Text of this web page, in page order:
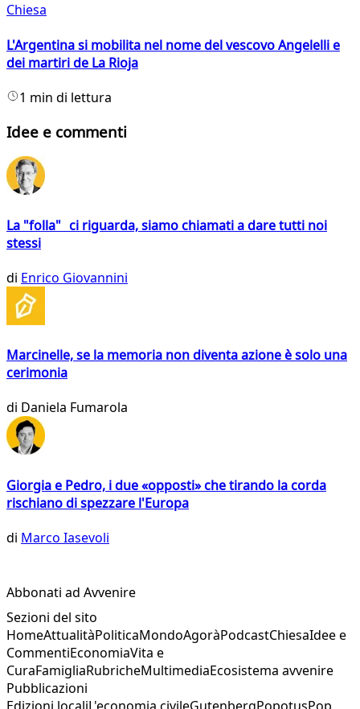
Chiesa
L'Argentina si mobilita nel nome del vescovo Angelelli e
dei martiri de La Rioja
1 min di lettura
Idee e commenti
La "folla" ci riguarda, siamo chiamati a dare tutti noi
stessi
di Enrico Giovannini
Marcinelle, se la memoria non diventa azione è solo una
cerimonia
di Daniela Fumarola
Giorgia e Pedro, i due «opposti» che tirando la corda
rischiano di spezzare l'Europa
di Marco Iasevoli
Abbonati ad Avvenire
Sezioni del sito
HomeAttualitàPoliticaMondoAgoràPodcastChiesaIdee e
CommentiEconomiaVita e
CuraFamigliaRubricheMultimediaEcosistema avvenire
Pubblicazioni